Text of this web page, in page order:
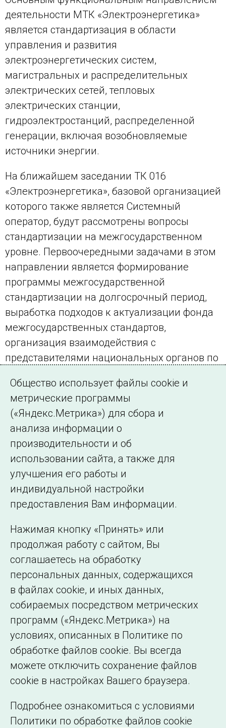
деятельности МТК «Электроэнергетика»
является стандартизация в области
управления и развития
электроэнергетических систем,
магистральных и распределительных
электрических сетей, тепловых
электрических станции,
гидроэлектростанций, распределенной
генерации, включая возобновляемые
источники энергии.
На ближайшем заседании ТК 016
«Электроэнергетика», базовой организацией
которого также является Системный
оператор, будут рассмотрены вопросы
стандартизации на межгосударственном
уровне. Первоочередными задачами в этом
направлении является формирование
программы межгосударственной
стандартизации на долгосрочный период,
выработка подходов к актуализации фонда
межгосударственных стандартов,
организация взаимодействия с
представителями национальных органов по
электроэнергетики в СНГ.
← Все публикации
Подписаться на новости
©2005–2026 АО «СО ЕЭС»
Филиалы и
представительства
образовательной
организации
Общество использует файлы cookie и
метрические программы
(«Яндекс.Метрика») для сбора и
анализа информации о
производительности и об
использовании сайта, а также для
улучшения его работы и
индивидуальной настройки
предоставления Вам информации.
Нажимая кнопку «Принять» или
продолжая работу с сайтом, Вы
соглашаетесь на обработку
персональных данных, содержащихся
в файлах cookie, и иных данных,
собираемых посредством метрических
программ («Яндекс.Метрика») на
условиях, описанных в Политике по
обработке файлов cookie. Вы всегда
можете отключить сохранение файлов
cookie в настройках Вашего браузера.
Подробнее ознакомиться с условиями
Политики по обработке файлов cookie